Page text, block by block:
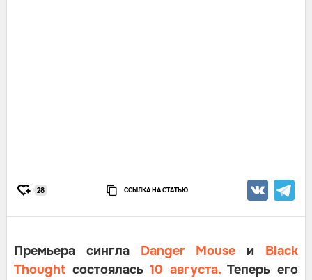
28 ССЫЛКА НА СТАТЬЮ
Премьера сингла Danger Mouse и Black
Thought состоялась10 августа.Теперь его